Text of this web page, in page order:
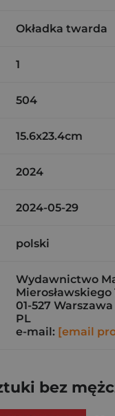
Okładka twarda
1
504
15.6x23.4cm
2024
2024-05-29
polski
Wydawnictwo
Mierosławskiego
01-527 Warszawa
PL
e-mail: [email
bez